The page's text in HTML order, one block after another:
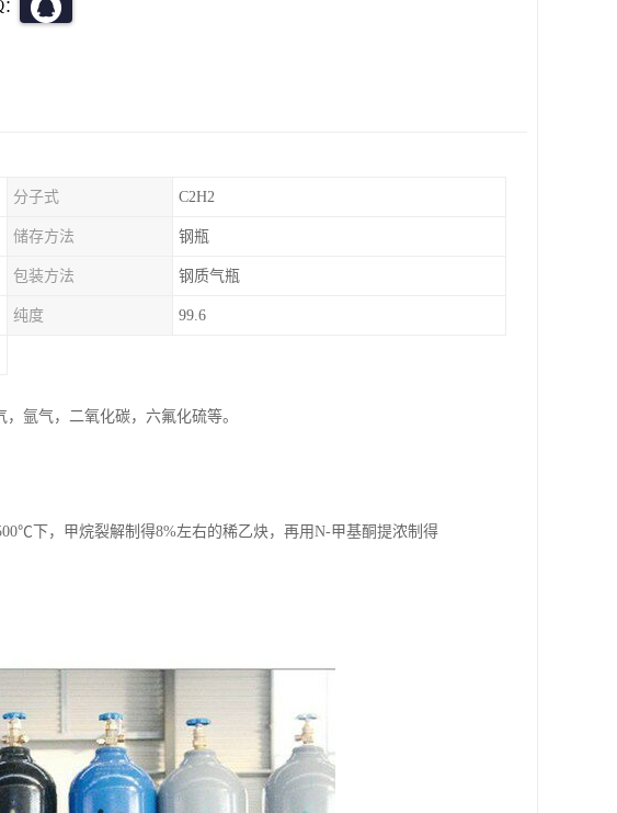
分子式 C2H2
储存方法 钢瓶
包装方法 钢质气瓶
纯度 99.6
氩气，二氧化碳，六氟化硫等。
下，甲烷裂解制得8%左右的稀乙炔，再用N-甲基酮提浓制得